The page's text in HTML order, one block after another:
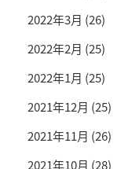
2022年3月 (26)
2022年2月 (25)
2022年1月 (25)
2021年12月 (25)
2021年11月 (26)
2021年10月 (28)